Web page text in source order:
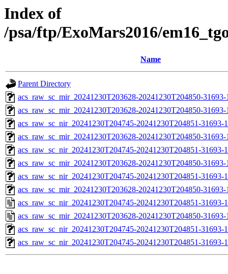
Index of
/psa/ftp/ExoMars2016/
Name
Parent Directory
acs_raw_sc_mir_20241230T203628-20241230T204850-
acs_raw_sc_mir_20241230T203628-20241230T204850-
acs_raw_sc_nir_20241230T204745-20241230T204851-31693-
acs_raw_sc_mir_20241230T203628-20241230T204850-
acs_raw_sc_nir_20241230T204745-20241230T204851-31693-
acs_raw_sc_mir_20241230T203628-20241230T204850-
acs_raw_sc_nir_20241230T204745-20241230T204851-31693-
acs_raw_sc_mir_20241230T203628-20241230T204850-
acs_raw_sc_nir_20241230T204745-20241230T204851-31693-
acs_raw_sc_mir_20241230T203628-20241230T204850-
acs_raw_sc_nir_20241230T204745-20241230T204851-
acs_raw_sc_nir_20241230T204745-20241230T204851-31693-